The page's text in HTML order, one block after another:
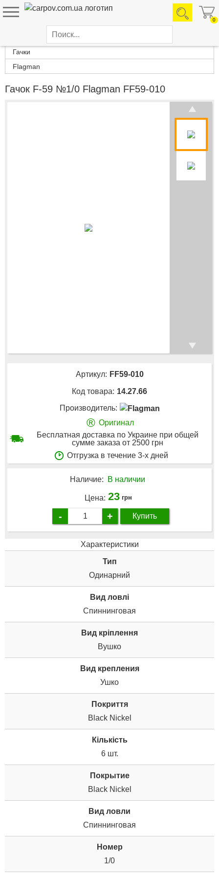
0
Каталог товаров
Гачки
Flagman
Гачок F-59 №1/0 Flagman FF59-010
Артикул: FF59-010
Код товара: 14.27.66
Производитель:
® Оригинал
Бесплатная доставка по Украине при общей
сумме заказа от 2500 грн
Отгрузка в течение 3-х дней
Наличие: В наличии
Цена: 23 грн
- + Купить
Характеристики
Тип
Одинарний
Вид ловлі
Спиннинговая
Вид кріплення
Вушко
Вид крепления
Ушко
Покриття
Black Nickel
Кількість
6 шт.
Покрытие
Black Nickel
Вид ловли
Спиннинговая
Номер
1/0